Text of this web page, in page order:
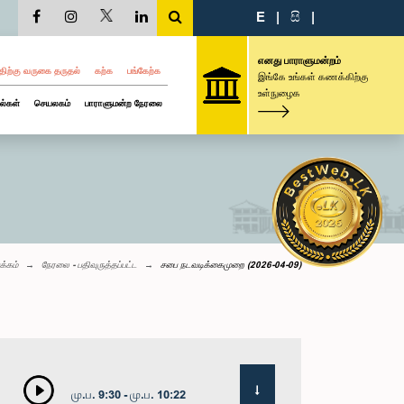
E | සි |
வருகை தருதல் கற்க பங்கேற்க
செயலகம் பாராளுமன்ற நேரலை
எனது பாராளுமன்றம்
இங்கே உங்கள் கணக்கிற்கு
உள்நுழைக
நேரலை - பதிவுருத்தப்பட்ட சபை நடவடிக்கைமுறை (2026-04-09)
மு.ப. 9:30 - மு.ப. 10:22